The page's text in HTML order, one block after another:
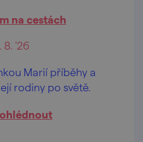
na cestách
8. '26
Marií příběhy a
rodiny po světě.